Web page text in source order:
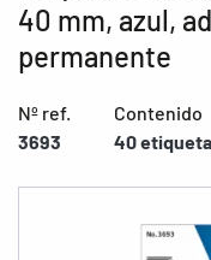
40 mm, azul,
permanente
Nº ref.
3693
Contenido
40